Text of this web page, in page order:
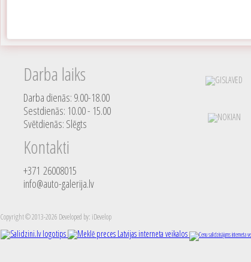
Darba laiks
Darba dienās: 9.00-18.00
Sestdienās: 10.00 - 15.00
Svētdienās: Slēgts
Kontakti
+371 26008015
info@auto-galerija.lv
Copyright © 2013-2026 Developed by: iDevelop